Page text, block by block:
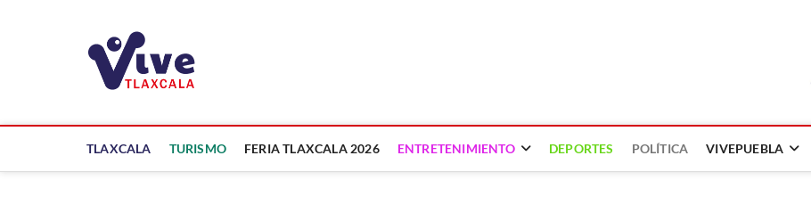
TLAXCALA TURISMO FERIA TLAXCALA 2026 ENTRETENIMIENTO DEPORTES POLÍTICA VIVEPUEBLA